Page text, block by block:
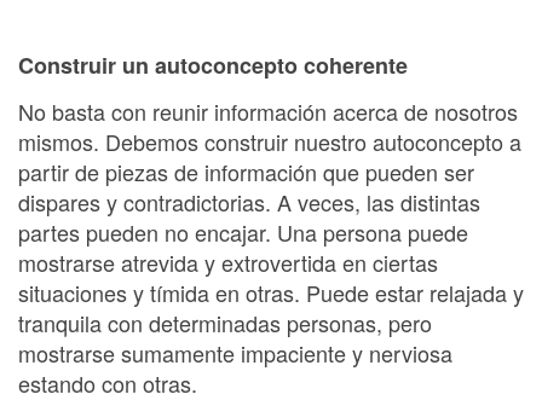
Construir un autoconcepto coherente
No basta con reunir información acerca de nosotros
mismos. Debemos construir nuestro autoconcepto a
partir de piezas de información que pueden ser
dispares y contradictorias. A veces, las distintas
partes pueden no encajar. Una persona puede
mostrarse atrevida y extrovertida en ciertas
situaciones y tímida en otras. Puede estar relajada y
tranquila con determinadas personas, pero
mostrarse sumamente impaciente y nerviosa
estando con otras.